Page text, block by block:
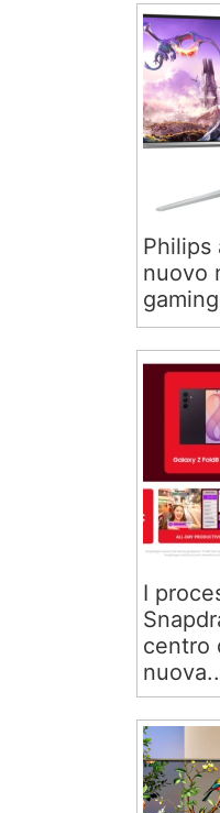
Philips
nuovo
I
centro